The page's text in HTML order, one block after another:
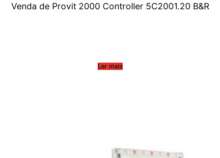
Venda de Provit 2000 Controller 5C2001.20 B&R
Ler mais